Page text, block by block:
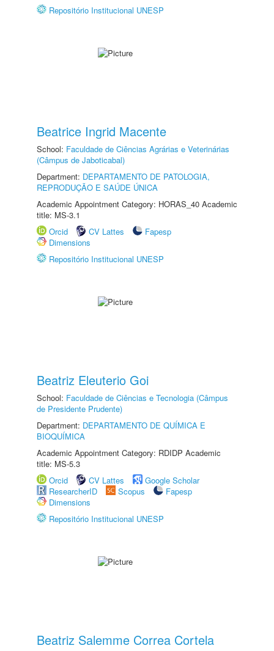
Repositório Institucional UNESP
Beatrice Ingrid Macente
School: Faculdade de Ciências Agrárias e Veterinárias
(Câmpus de Jaboticabal)
Department: DEPARTAMENTO DE PATOLOGIA,
REPRODUÇÃO E SAÚDE ÚNICA
Academic Appointment Category: HORAS_40 Academic
title: MS-3.1
Orcid
CV Lattes
Fapesp
Dimensions
Repositório Institucional UNESP
Beatriz Eleuterio Goi
School: Faculdade de Ciências e Tecnologia (Câmpus
de Presidente Prudente)
Department: DEPARTAMENTO DE QUÍMICA E
BIOQUÍMICA
Academic Appointment Category: RDIDP Academic
title: MS-5.3
Orcid
CV Lattes
Google Scholar
ResearcherID
Scopus
Fapesp
Dimensions
Repositório Institucional UNESP
Beatriz Salemme Correa Cortela